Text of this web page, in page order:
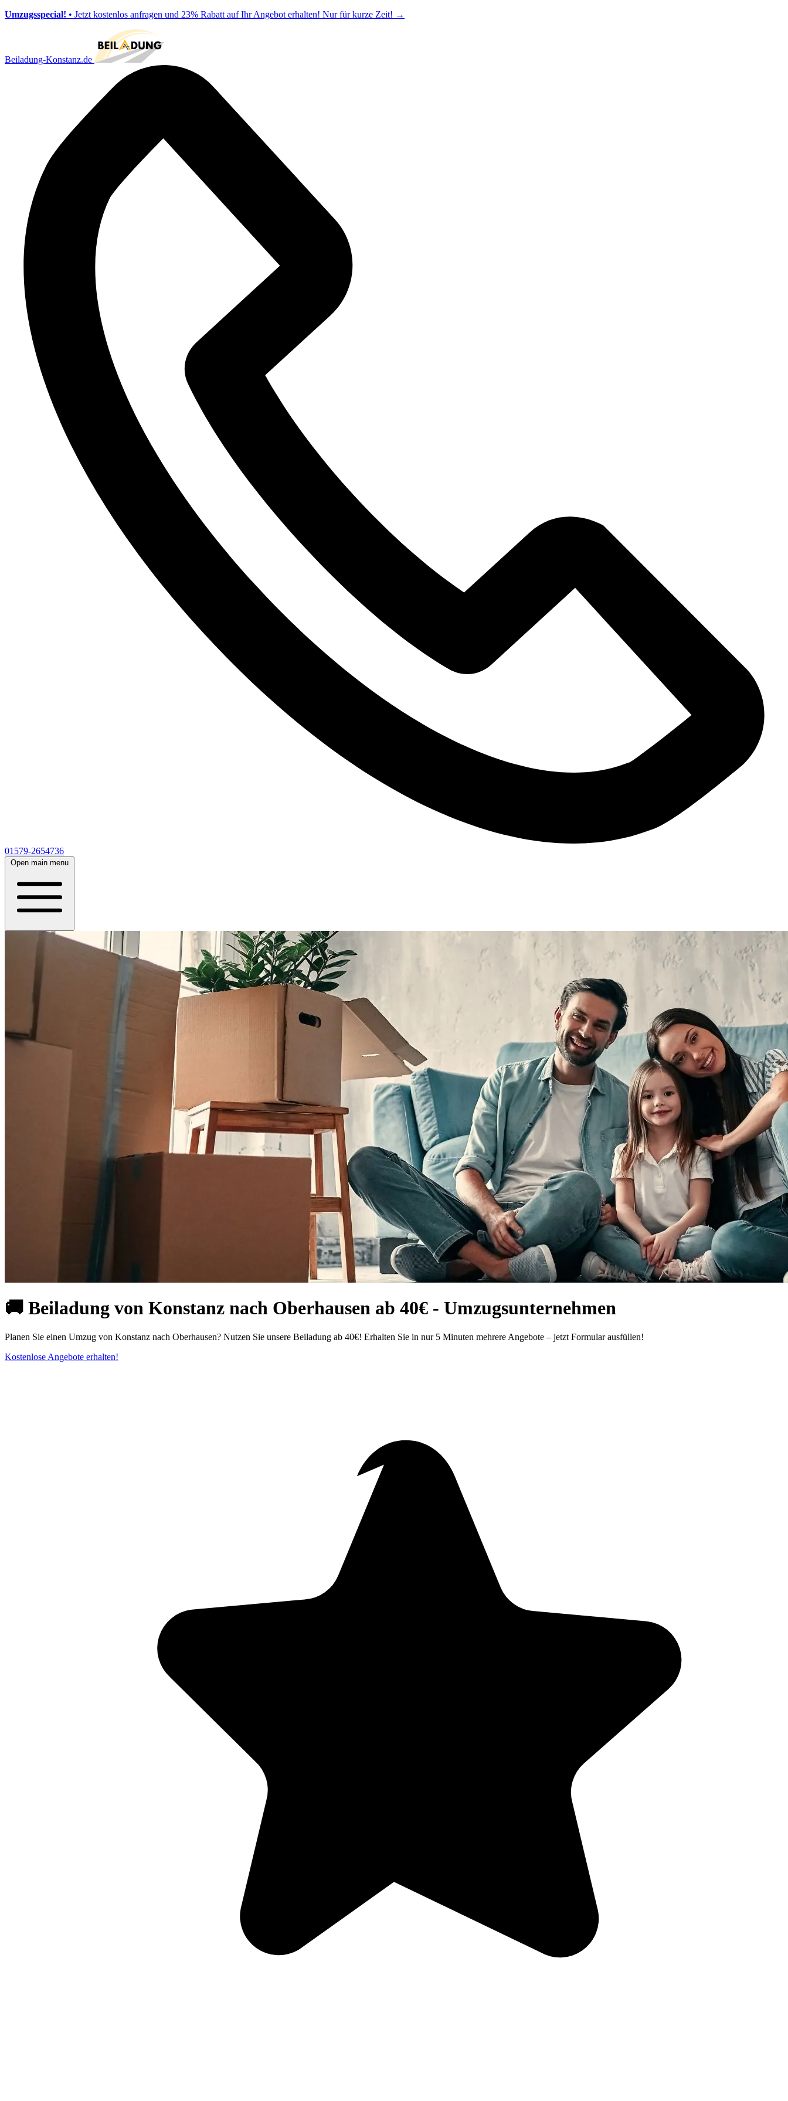
Umzugsspecial! • Jetzt kostenlos anfragen und 23% Rabatt auf Ihr Angebot erhalten! Nur für kurze Zeit! →
Beiladung-Konstanz.de
01579-2654736
Open main menu
🚚 Beiladung von Konstanz nach Oberhausen ab 40€ - Umzugsunternehmen
Planen Sie einen Umzug von Konstanz nach Oberhausen? Nutzen Sie unsere Beiladung ab 40€! Erhalten Sie in nur 5 Minuten mehrere Angebote – jetzt Formular ausfüllen!
Kostenlose Angebote erhalten!